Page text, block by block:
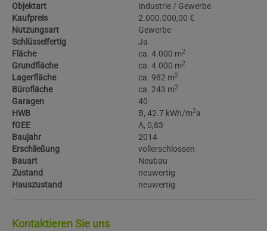
Objektart
Industrie / Gewerbe
Kaufpreis
2.000.000,00 €
Nutzungsart
Gewerbe
Schlüsselfertig
Ja
Fläche
ca. 4.000 m2
Grundfläche ca. 4.000 m2
Lagerfläche ca. 982 m2
Bürofläche ca. 243 m2
Garagen
40
HWB
B, 42.7 kWh/m2a
fGEE
A, 0,83
Baujahr
2014
Erschließung
vollerschlossen
Bauart
Neubau
Zustand
neuwertig
Hauszustand
neuwertig
Kontaktieren Sie uns